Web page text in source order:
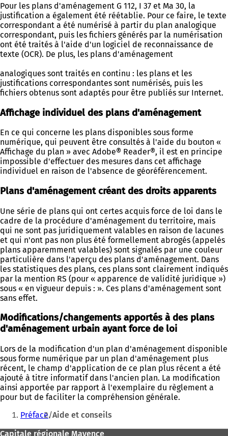
Pour les plans d'aménagement G 112, I 37 et Ma 30, la
justification a également été réétablie. Pour ce faire, le texte
correspondant a été numérisé à partir du plan analogique
correspondant, puis les fichiers générés par la numérisation
ont été traités à l'aide d'un logiciel de reconnaissance de
texte (OCR). De plus, les plans d'aménagement
analogiques sont traités en continu : les plans et les
justifications correspondantes sont numérisés, puis les
fichiers obtenus sont adaptés pour être publiés sur Internet.
Affichage individuel des plans d'aménagement
En ce qui concerne les plans disponibles sous forme
numérique, qui peuvent être consultés à l'aide du bouton «
Affichage du plan » avec Adobe® Reader®, il est en principe
impossible d'effectuer des mesures dans cet affichage
individuel en raison de l'absence de géoréférencement.
Plans d'aménagement créant des droits apparents
Une série de plans qui ont certes acquis force de loi dans le
cadre de la procédure d'aménagement du territoire, mais
qui ne sont pas juridiquement valables en raison de lacunes
et qui n'ont pas non plus été formellement abrogés (appelés
plans apparemment valables) sont signalés par une couleur
particulière dans l'aperçu des plans d'aménagement. Dans
les statistiques des plans, ces plans sont clairement indiqués
par la mention RS (pour « apparence de validité juridique »)
sous « en vigueur depuis : ». Ces plans d'aménagement sont
sans effet.
Modifications/changements apportés à des plans
d'aménagement urbain ayant force de loi
Lors de la modification d'un plan d'aménagement disponible
sous forme numérique par un plan d'aménagement plus
récent, le champ d'application de ce plan plus récent a été
ajouté à titre informatif dans l'ancien plan. La modification
ainsi apportée par rapport à l'exemplaire du règlement a
pour but de faciliter la compréhension générale.
Vous
êtes
Préface Aide et conseils
Capitale régionale Mayence